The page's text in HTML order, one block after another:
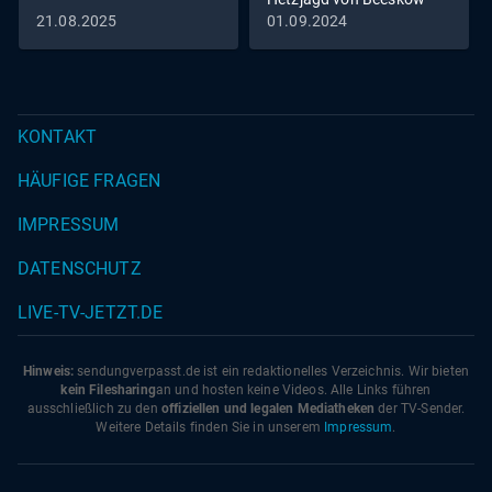
21.08.2025
01.09.2024
KONTAKT
HÄUFIGE FRAGEN
IMPRESSUM
DATENSCHUTZ
LIVE-TV-JETZT.DE
Hinweis: sendungverpasst.de ist ein redaktionelles Verzeichnis. Wir bieten
kein Filesharingan und hosten keine Videos. Alle Links führen
ausschließlich zu den offiziellen und legalen Mediatheken der TV-Sender.
Weitere Details finden Sie in unserem Impressum.